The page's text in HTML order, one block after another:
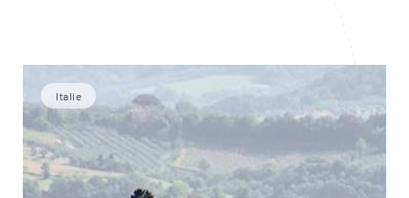
Italie